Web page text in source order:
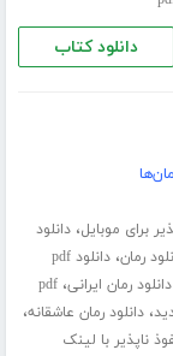
دانلود کتاب
برای موبایل،دانلود
رمان،
دانلود pdf
دانلود رمان ایرانی،pdf
،دانلود رمان عاشقانه،
ناپذیر با لینک